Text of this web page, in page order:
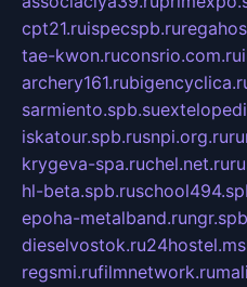
cpt21.ruispecspb.ru
tae-kwon.ruconsrio.com.ru
archery161.ru
sarmiento.spb.su
iskatour.spb.rusnpi.org.ru
krygeva-spa.ruchel.net.ru
hl-beta.spb.ru
epoha-metalband.ru
dieselvostok.ru
regsmi.rufilmnetwork.ru